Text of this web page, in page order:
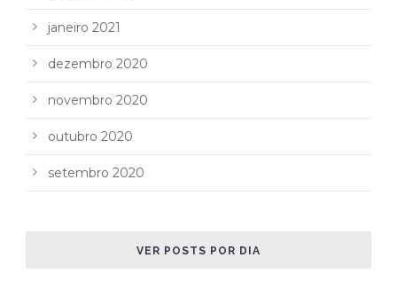
janeiro 2021
dezembro 2020
novembro 2020
outubro 2020
setembro 2020
VER POSTS POR DIA